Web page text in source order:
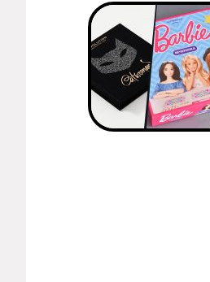
Рецепты
Ваши истории
Соцсети